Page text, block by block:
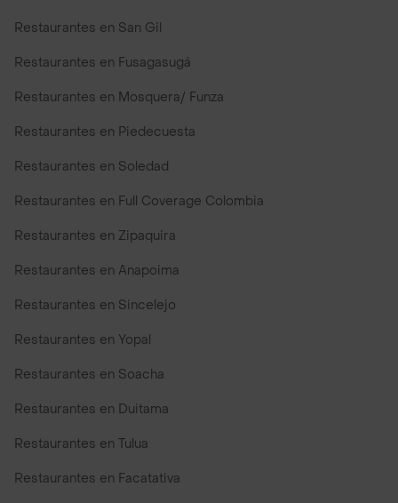
Restaurantes en San Gil
Restaurantes en Fusagasugá
Restaurantes en Mosquera/ Funza
Restaurantes en Piedecuesta
Restaurantes en Soledad
Restaurantes en Full Coverage Colombia
Restaurantes en Zipaquira
Restaurantes en Anapoima
Restaurantes en Sincelejo
Restaurantes en Yopal
Restaurantes en Soacha
Restaurantes en Duitama
Restaurantes en Tulua
Restaurantes en Facatativa